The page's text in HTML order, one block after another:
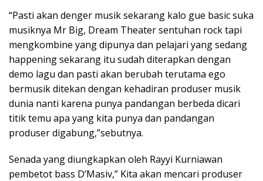
“Pasti akan denger musik sekarang kalo gue basic suka
musiknya Mr Big, Dream Theater sentuhan rock tapi
mengkombine yang dipunya dan pelajari yang sedang
happening sekarang itu sudah diterapkan dengan
demo lagu dan pasti akan berubah terutama ego
bermusik ditekan dengan kehadiran produser musik
dunia nanti karena punya pandangan berbeda dicari
titik temu apa yang kita punya dan pandangan
produser digabung,”sebutnya.
Senada yang diungkapkan oleh Rayyi Kurniawan
pembetot bass D’Masiv,” Kita akan mencari produser